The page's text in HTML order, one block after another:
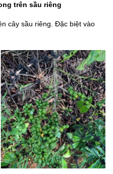
trên sầu riêng
cây sầu riêng. Đặc biệt vào